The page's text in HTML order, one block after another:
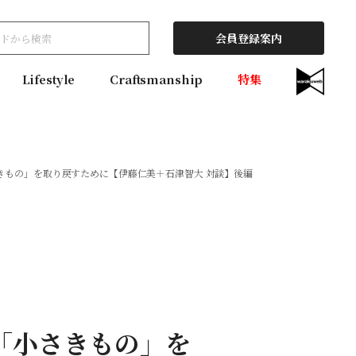
会員登録案内
Lifestyle Craftsmanship 特集
の」を取り戻すために【伊藤仁美＋石津智大 対談】後編
さきもの」を